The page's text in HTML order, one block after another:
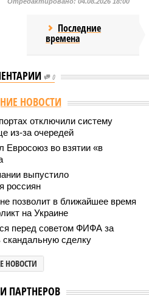
Последние
времена
0
НОВОСТИ
отключили систему
из-за очередей
Евросоюз во взятии «в
выпустило
россиян
позволит в ближайшее время
на Украине
перед советом ФИФА за
скандальную сделку
НОВОСТИ
ПАРТНЕРОВ